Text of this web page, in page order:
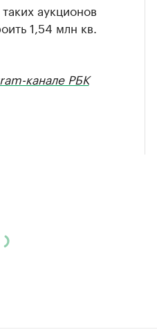
аукционов
1,54 млн кв.
канале РБК